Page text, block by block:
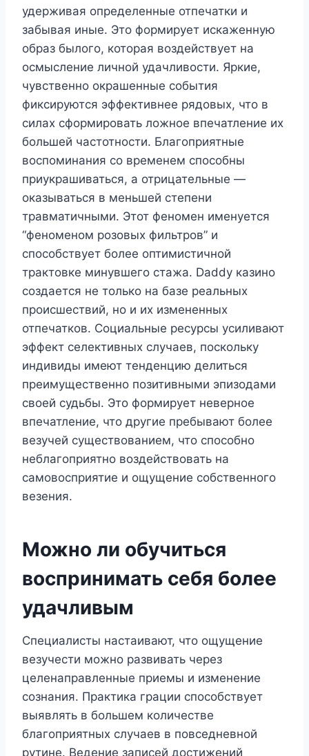
удерживая определенные отпечатки и
забывая иные. Это формирует искаженную
образ былого, которая воздействует на
осмысление личной удачливости. Яркие,
чувственно окрашенные события
фиксируются эффективнее рядовых, что в
силах сформировать ложное впечатление их
большей частотности. Благоприятные
воспоминания со временем способны
приукрашиваться, а отрицательные —
оказываться в меньшей степени
травматичными. Этот феномен именуется
“феноменом розовых фильтров” и
способствует более оптимистичной
трактовке минувшего стажа. Daddy казино
создается не только на базе реальных
происшествий, но и их измененных
отпечатков. Социальные ресурсы усиливают
эффект селективных случаев, поскольку
индивиды имеют тенденцию делиться
преимущественно позитивными эпизодами
своей судьбы. Это формирует неверное
впечатление, что другие пребывают более
везучей существованием, что способно
неблагоприятно воздействовать на
самовосприятие и ощущение собственного
везения.
Можно ли обучиться
воспринимать себя более
удачливым
Специалисты настаивают, что ощущение
везучести можно развивать через
целенаправленные приемы и изменение
сознания. Практика грации способствует
выявлять в большем количестве
благоприятных случаев в повседневной
рутине. Ведение записей достижений